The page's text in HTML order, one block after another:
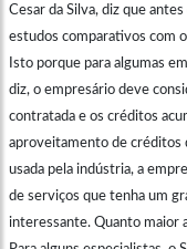
Cesar da Silva, diz que
estudos comparativos com
Isto porque para algumas
diz, o empresário deve
contratada e os créditos
aproveitamento de créditos
usada pela indústria, a
de serviços que tenha um
interessante. Quanto maior